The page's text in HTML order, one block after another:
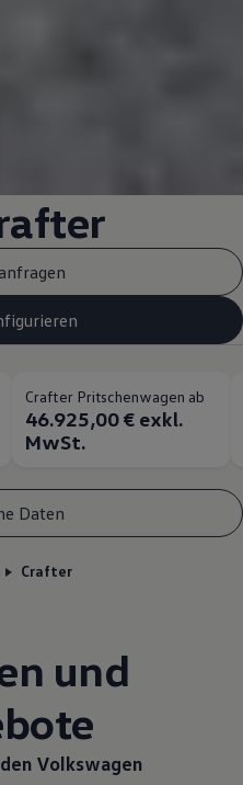
Crafter Pritschenwagen ab
46.925,00 € exkl.
MwSt.
Daten
Crafter
und
Volkswagen